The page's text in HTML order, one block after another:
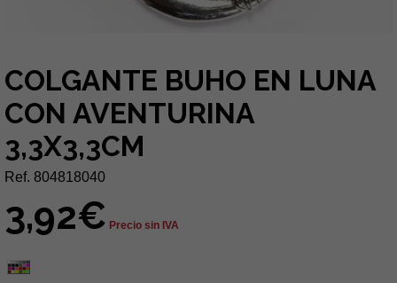
COLGANTE BUHO EN LUNA
CON AVENTURINA
3,3X3,3CM
Ref. 804818040
3,92€ Precio sin IVA